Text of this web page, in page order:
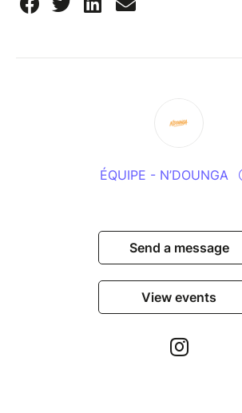
ÉQUIPE - N’DOUNGA
Send a message
View events